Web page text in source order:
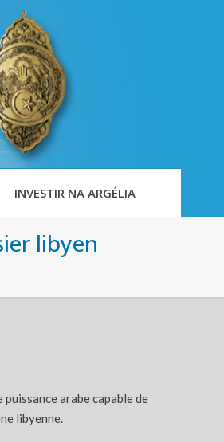
INVESTIR NA ARGÉLIA
libyen
arabe capable de
libyenne.